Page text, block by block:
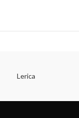
Lerica